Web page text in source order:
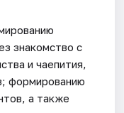
знакомство с
и чаепития,
формированию
а также